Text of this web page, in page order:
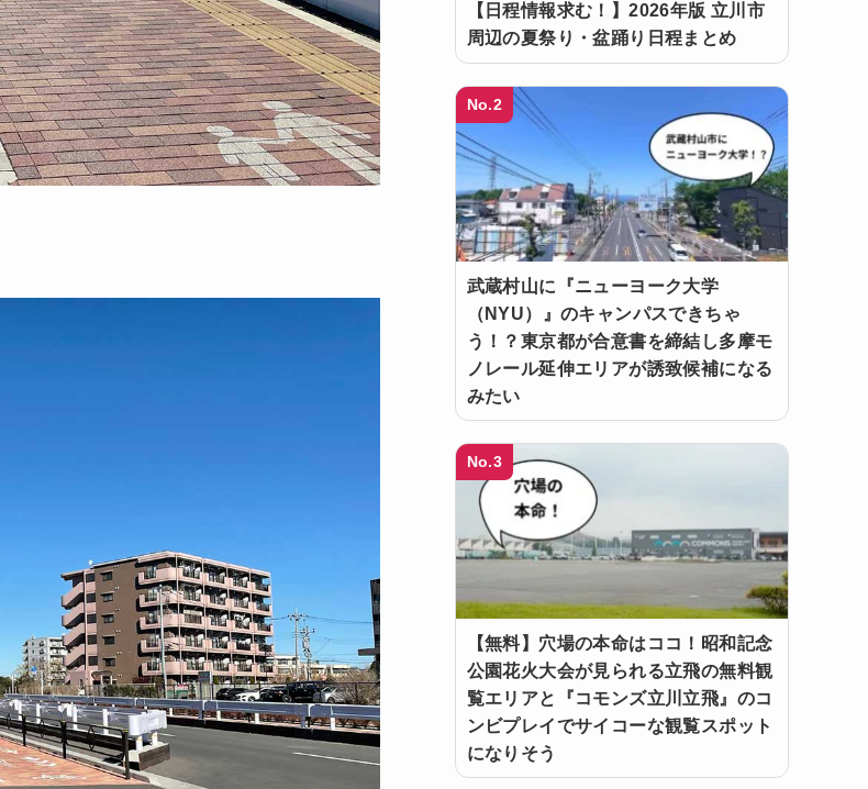
【日程情報求む！】2026年版 立川市
周辺の夏祭り・盆踊り日程まとめ
No.2
武蔵村山に『ニューヨーク大学
（NYU）』のキャンパスできちゃ
う！？東京都が合意書を締結し多摩モ
ノレール延伸エリアが誘致候補になる
みたい
No.3
【無料】穴場の本命はココ！昭和記念
公園花火大会が見られる立飛の無料観
覧エリアと『コモンズ立川立飛』のコ
ンビプレイでサイコーな観覧スポット
になりそう